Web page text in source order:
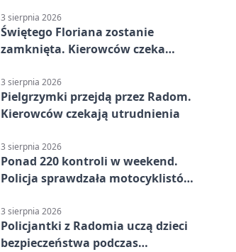
3 sierpnia 2026
Świętego Floriana zostanie
zamknięta. Kierowców czeka
3 sierpnia 2026
Pielgrzymki przejdą przez Radom.
Kierowców czekają utrudnienia
3 sierpnia 2026
Ponad 220 kontroli w weekend.
Policja sprawdzała motocyklistów
3 sierpnia 2026
Policjantki z Radomia uczą dzieci
bezpieczeństwa podczas